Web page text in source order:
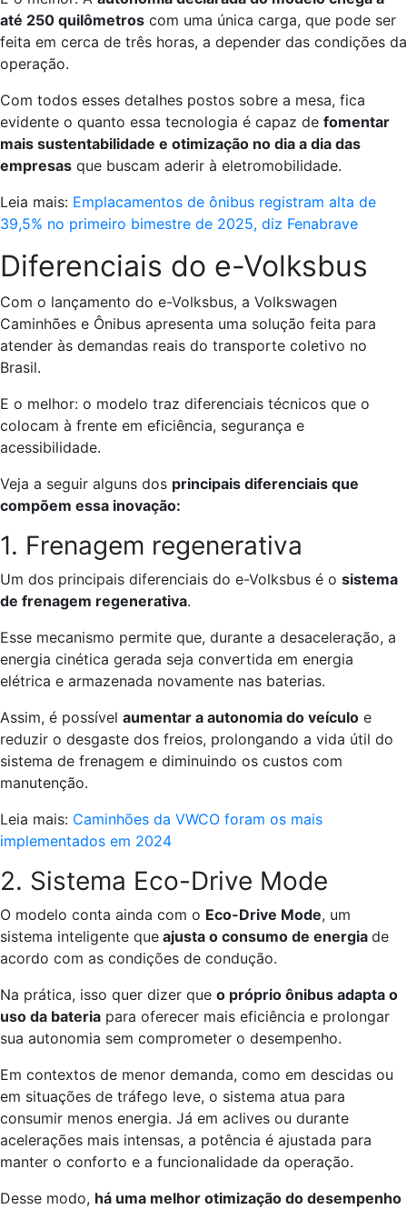
até 250 quilômetros com uma única carga, que pode ser
feita em cerca de três horas, a depender das condições da
operação.
Com todos esses detalhes postos sobre a mesa, fica
evidente o quanto essa tecnologia é capaz de fomentar
mais sustentabilidade e otimização no dia a dia das
empresas que buscam aderir à eletromobilidade.
Leia mais: Emplacamentos de ônibus registram alta de
39,5% no primeiro bimestre de 2025, diz Fenabrave
Diferenciais do e-Volksbus
Com o lançamento do e-Volksbus, a Volkswagen
Caminhões e Ônibus apresenta uma solução feita para
atender às demandas reais do transporte coletivo no
Brasil.
E o melhor: o modelo traz diferenciais técnicos que o
colocam à frente em eficiência, segurança e
acessibilidade.
Veja a seguir alguns dos principais diferenciais que
compõem essa inovação:
1. Frenagem regenerativa
Um dos principais diferenciais do e-Volksbus é o sistema
de frenagem regenerativa.
Esse mecanismo permite que, durante a desaceleração, a
energia cinética gerada seja convertida em energia
elétrica e armazenada novamente nas baterias.
Assim, é possível aumentar a autonomia do veículo e
reduzir o desgaste dos freios, prolongando a vida útil do
sistema de frenagem e diminuindo os custos com
manutenção.
Leia mais: Caminhões da VWCO foram os mais
implementados em 2024
2. Sistema Eco-Drive Mode
O modelo conta ainda com o Eco-Drive Mode, um
sistema inteligente que ajusta o consumo de energia de
acordo com as condições de condução.
Na prática, isso quer dizer que o próprio ônibus adapta o
uso da bateria para oferecer mais eficiência e prolongar
sua autonomia sem comprometer o desempenho.
Em contextos de menor demanda, como em descidas ou
em situações de tráfego leve, o sistema atua para
consumir menos energia. Já em aclives ou durante
acelerações mais intensas, a potência é ajustada para
manter o conforto e a funcionalidade da operação.
Desse modo, há uma melhor otimização do desempenho